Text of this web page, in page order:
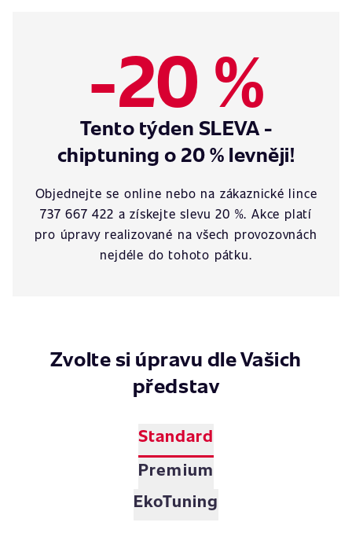
-20 %
Tento týden SLEVA -
chiptuning o 20 % levněji!
Objednejte se online nebo na zákaznické lince
737 667 422 a získejte slevu 20 %. Akce platí
pro úpravy realizované na všech provozovnách
nejdéle do tohoto pátku.
Zvolte si úpravu dle Vašich
představ
Standard
Premium
EkoTuning